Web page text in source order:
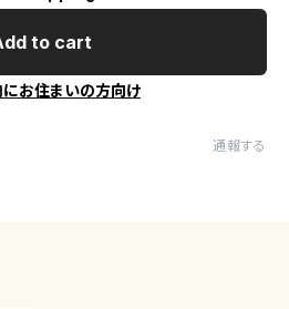
to cart
にお住まいの方向け
通報する